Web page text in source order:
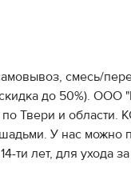
смесь/
до 50%).
по Твери и
У нас можно
лет, для ухода